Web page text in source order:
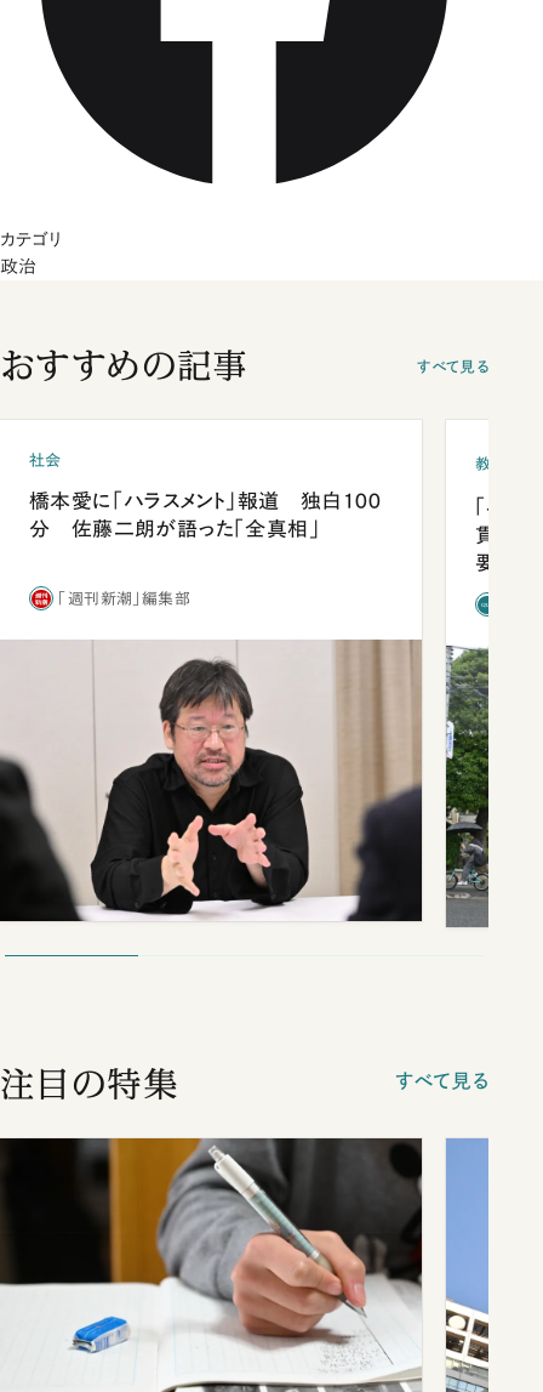
カテゴリ
政治
おすすめの記事 すべて見る
社会
橋本愛に「ハラスメント」報道 独白100
分 佐藤二朗が語った「全真相」
「週刊新潮」編集部
教育
「早
貫校へ
要だっ
注目の特集 すべて見る